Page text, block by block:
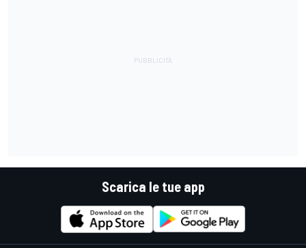
Scarica le tue app